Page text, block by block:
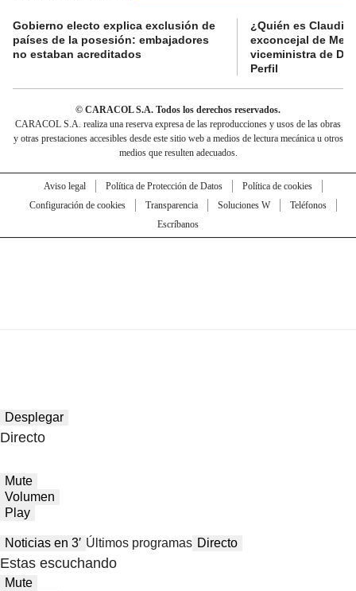
Gobierno electo explica exclusión de
países de la posesión: embajadores
no estaban acreditados
¿Quién es Claudia
exconcejal de
viceministra de
Perfil
© CARACOL S.A. Todos los derechos reservados.
CARACOL S.A. realiza una reserva expresa de las reproducciones y usos de las obras
y otras prestaciones accesibles desde este sitio web a medios de lectura mecánica u otros
medios que resulten adecuados.
Aviso legal Política de Protección de Datos
Política de cookies
Configuración de cookies
Transparencia Soluciones W
Teléfonos
Escríbanos
Desplegar
Directo
Mute
Volumen
Play
Noticias en 3′ Últimos programas Directo
Estas escuchando
Mute